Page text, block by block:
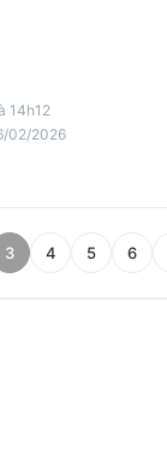
14h12
02/2026
3 4 5 6